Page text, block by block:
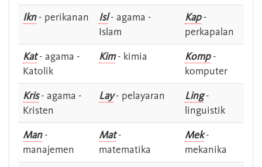
Ikn- perikanan Isl- agama -
Islam
Kap-
perkapalan
Kat- agama -
Katolik
Kim- kimia Komp-
komputer
Kris- agama -
Kristen
Lay- pelayaran Ling-
linguistik
Man-
manajemen
Mat-
matematika
Mek-
mekanika